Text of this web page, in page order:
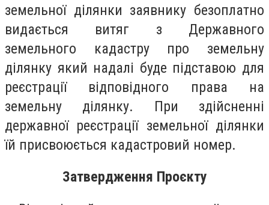
земельної ділянки заявнику безоплатно
видається витяг з Державного
земельного кадастру про земельну
ділянку який надалі буде підставою для
реєстрації відповідного права на
земельну ділянку. При здійсненні
державної реєстрації земельної ділянки
їй присвоюється кадастровий номер.
Затвердження Проєкту